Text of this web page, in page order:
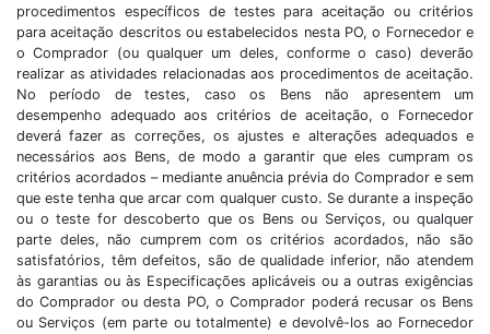
procedimentos específicos de testes para aceitação ou critérios
para aceitação descritos ou estabelecidos nesta PO, o Fornecedor e
o Comprador (ou qualquer um deles, conforme o caso) deverão
realizar as atividades relacionadas aos procedimentos de aceitação.
No período de testes, caso os Bens não apresentem um
desempenho adequado aos critérios de aceitação, o Fornecedor
deverá fazer as correções, os ajustes e alterações adequados e
necessários aos Bens, de modo a garantir que eles cumpram os
critérios acordados – mediante anuência prévia do Comprador e sem
que este tenha que arcar com qualquer custo. Se durante a inspeção
ou o teste for descoberto que os Bens ou Serviços, ou qualquer
parte deles, não cumprem com os critérios acordados, não são
satisfatórios, têm defeitos, são de qualidade inferior, não atendem
às garantias ou às Especificações aplicáveis ou a outras exigências
do Comprador ou desta PO, o Comprador poderá recusar os Bens
ou Serviços (em parte ou totalmente) e devolvê-los ao Fornecedor